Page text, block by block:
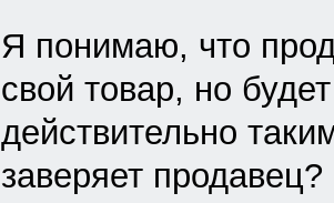
Я понимаю, что
свой товар, но
действительно
заверяет продавец?